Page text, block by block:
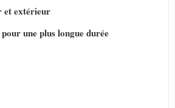
et extérieur
une plus longue durée